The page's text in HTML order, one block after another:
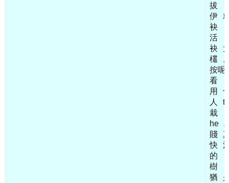
拔
伊
袂
活
袂
欉
按呢
看
用
人
栽
he
賤
快
的
樹
猶